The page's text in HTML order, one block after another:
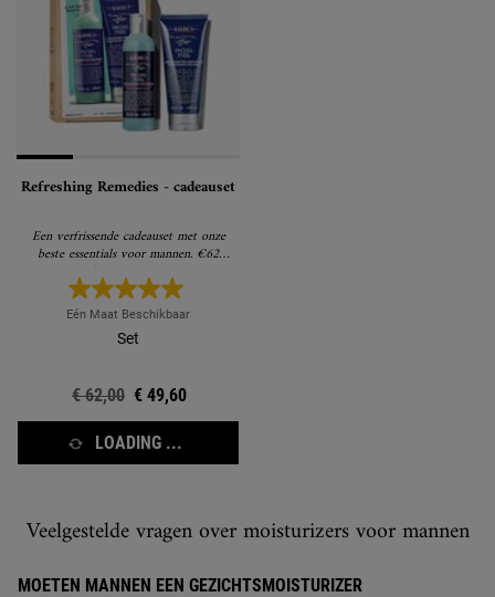
Refreshing Remedies - cadeauset
Een verfrissende cadeauset met onze
beste essentials voor mannen. €62
(Waarde € 77)
Eén Maat Beschikbaar
Set
Oude prijs
€ 62,00 Nieuwe prijs
€ 49,60
LOADING ...
Veelgestelde vragen over moisturizers voor mannen
MOETEN MANNEN EEN GEZICHTSMOISTURIZER